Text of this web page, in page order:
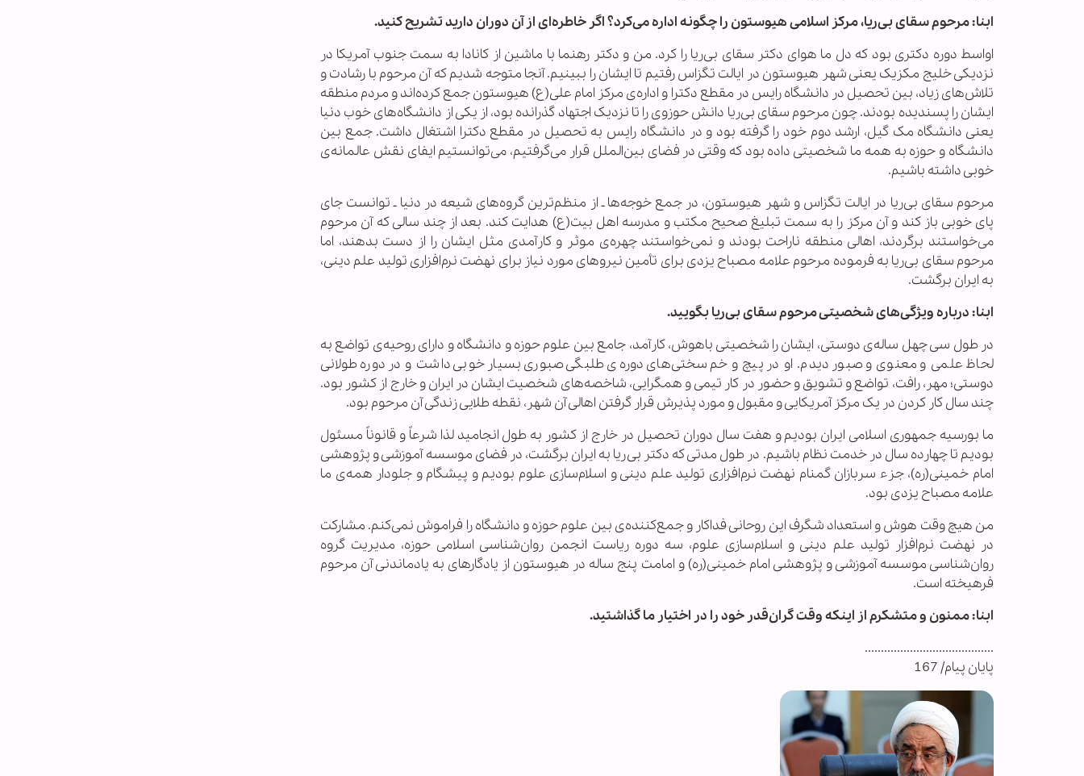
ابنا: مرحوم سقای بی‌ریا، مرکز اسلامی هیوستون را چگونه اداره می‌کرد؟ اگر خاطره‌ای از آن دوران دارید تشریح کنید.
اواسط دوره دکتری بود که دل ما هوای دکتر سقای بی‌ریا را کرد. من و دکتر رهنما با ماشین از کانادا به سمت جنوب آمریکا در
نزدیکی خلیج مکزیک یعنی شهر هیوستون در ایالت تگزاس رفتیم تا ایشان را ببینیم. آنجا متوجه شدیم که آن مرحوم با رشادت و
تلاش‌های زیاد، بین تحصیل در دانشگاه رایس در مقطع دکترا و اداره‌ی مرکز امام علی(ع) هیوستون جمع کرد‌ه‌اند و مردم منطقه
ایشان را پسندیده بودند. چون مرحوم سقای بی‌ریا دانش حوزوی را تا نزدیک اجتهاد گذرانده بود، از یکی از دانشگاه‌های خوب دنیا
یعنی دانشگاه مک گیل، ارشد دوم خود را گرفته بود و در دانشگاه رایس به تحصیل در مقطع دکترا اشتغال داشت. جمع بین
دانشگاه و حوزه به همه ما شخصیتی داده بود که وقتی در فضای بین‌الملل قرار می‌گرفتیم، می‌توانستیم ایفای نقش عالمانه‌ی
خوبی داشته باشیم.
مرحوم سقای بی‌ریا در ایالت تگزاس و شهر هیوستون، در جمع خوجه‌ها ـ از منظم‌ترین گروه‌های شیعه در دنیا ـ توانست جای
پای خوبی باز کند و آن مرکز را به سمت تبلیغ صحیح مکتب و مدرسه اهل بیت(ع) هدایت کند. بعد از چند سالی که آن مرحوم
می‌خواستند برگردند، اهالی منطقه ناراحت بودند و نمی‌خواستند چهره‌ی موثر و کارآمدی مثل ایشان را از دست بدهند، اما
مرحوم سقای بی‌ریا به فرموده مرحوم علامه مصباح یزدی برای تأمین نیروهای مورد نیاز برای نهضت نرم‌افزاری تولید علم دینی،
به ایران برگشت.
ابنا: درباره ویژگی‌های شخصیتی مرحوم سقای بی‌ریا بگویید.
در طول سی چهل ساله‌ی دوستی، ایشان را شخصیتی باهوش، کارآمد، جامع بین علوم حوزه و دانشگاه و دارای روحیه‌ی تواضع به
لحاظ علمی و معنوی و صبور دیدم. او در پیچ و خم سختی‌های دوره‌ی طلبگی صبوری بسیار خوبی داشت و در دوره طولانی
دوستی؛ مهر، رافت، تواضع و تشویق و حضور در کار تیمی و همگرایی، شاخصه‌های شخصیت ایشان در ایران و خارج از کشور بود.
چند سال کار کردن در یک مرکز آمریکایی و مقبول و مورد پذیرش قرار گرفتن اهالی آن شهر، نقطه طلایی زندگی آن مرحوم بود.
ما بورسیه جمهوری اسلامی ایران بودیم و هفت سال دوران تحصیل در خارج از کشور به طول انجامید لذا شرعاً و قانوناً مسئول
بودیم تا چهارده سال در خدمت نظام باشیم. در طول مدتی که دکتر بی‌ریا به ایران برگشت، در فضای موسسه آموزشی و پژوهشی
امام خمینی(ره)، جزء سربازان گمنام نهضت نرم‌افزاری تولید علم دینی و اسلام‌سازی علوم بودیم و پیشگام و جلودار همه‌ی ما
علامه مصباح یزدی بود.
من هیچ وقت هوش و استعداد شگرف این روحانی فداکار و جمع‌کننده‌ی بین علوم حوزه و دانشگاه را فراموش نمی‌کنم. مشارکت
در نهضت نرم‌افزار تولید علم دینی و اسلام‌سازی علوم، سه دوره ریاست انجمن روان‌شناسی اسلامی حوزه، مدیریت گروه
روان‌شناسی موسسه آموزشی و پژوهشی امام خمینی(ره) و امامت پنج ساله در هیوستون از یادگارهای به یادماندنی آن مرحوم
فرهیخته است.
ابنا: ممنون و متشکرم از اینکه وقت گران‌قدر خود را در اختیار ما گذاشتید.
........................................
پایان پیام/ 167